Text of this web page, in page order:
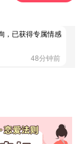
，已获得专属情感
48分钟前
22分钟前